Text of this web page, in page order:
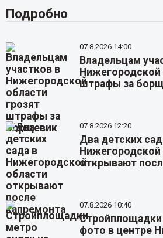
Подробно
07.8.2026 14:00
Владельцам
Нижегородской
штрафы за
07.8.2026 12:20
Два детских
Нижегородской
открывают
07.8.2026 10:40
Стройплощадки
фото в центре